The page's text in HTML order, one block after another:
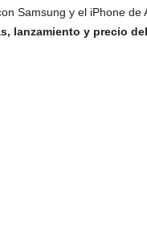
Samsung y el iPhone
lanzamiento y precio